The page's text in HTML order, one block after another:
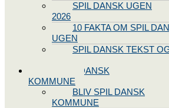
SPIL DANSK UGEN
2026
10 FAKTA OM SPIL
UGEN
SPIL DANSK TEKST
BLIV SPIL DANSK
KOMMUNE
BLIV SPIL DANSK
KOMMUNE